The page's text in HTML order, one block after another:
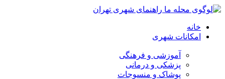
خانه
امکانات شهری
آموزشی و فرهنگی
پزشکی و درمانی
پوشاک و منسوجات